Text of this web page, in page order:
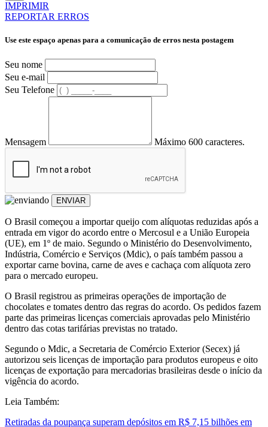
IMPRIMIR
REPORTAR ERROS
Use este espaço apenas para a comunicação de erros nesta postagem
Seu nome
Seu e-mail
Seu Telefone
Mensagem Máximo 600 caracteres.
ENVIAR
O Brasil começou a importar queijo com alíquotas reduzidas após a
entrada em vigor do acordo entre o Mercosul e a União Europeia
(UE), em 1º de maio. Segundo o Ministério do Desenvolvimento,
Indústria, Comércio e Serviços (Mdic), o país também passou a
exportar carne bovina, carne de aves e cachaça com alíquota zero
para o mercado europeu.
O Brasil registrou as primeiras operações de importação de
chocolates e tomates dentro das regras do acordo. Os pedidos fazem
parte das primeiras licenças comerciais aprovadas pelo Ministério
dentro das cotas tarifárias previstas no tratado.
Segundo o Mdic, a Secretaria de Comércio Exterior (Secex) já
autorizou seis licenças de importação para produtos europeus e oito
licenças de exportação para mercadorias brasileiras desde o início da
vigência do acordo.
Leia Também:
Retiradas da poupança superam depósitos em R$ 7,15 bilhões em